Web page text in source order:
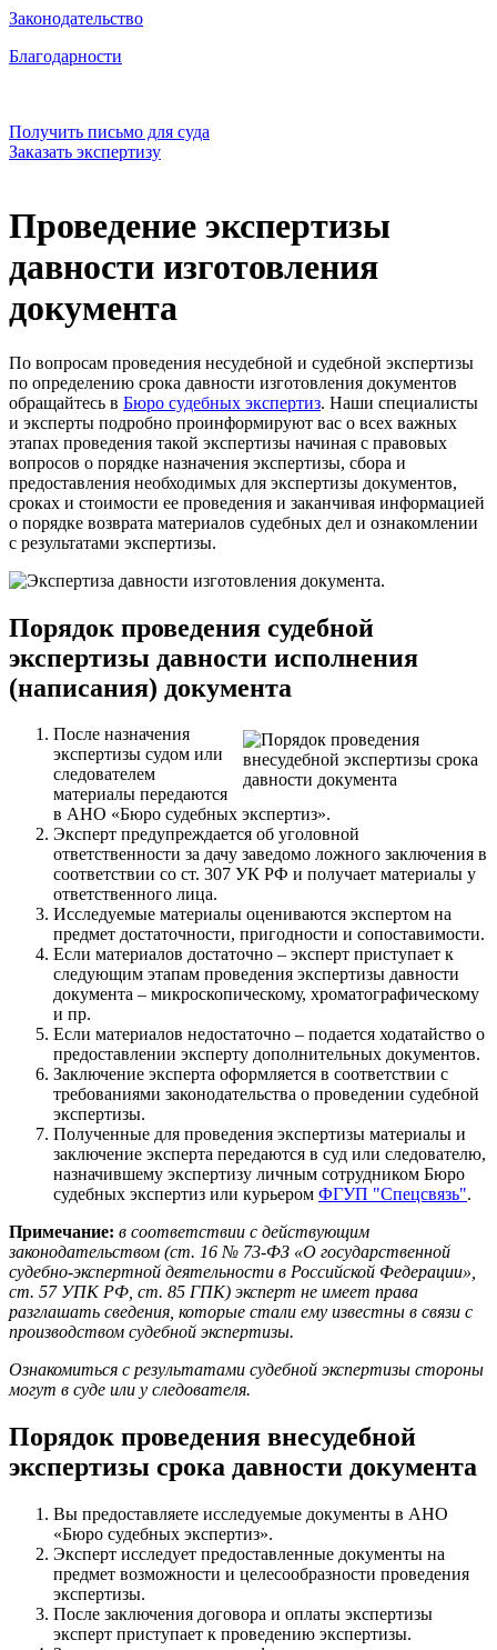
Законодательство
Благодарности
Получить письмо для суда
Заказать экспертизу
Проведение экспертизы
давности изготовления
документа
По вопросам проведения несудебной и судебной экспертизы
по определению срока давности изготовления документов
обращайтесь в Бюро судебных экспертиз. Наши специалисты
и эксперты подробно проинформируют вас о всех важных
этапах проведения такой экспертизы начиная с правовых
вопросов о порядке назначения экспертизы, сбора и
предоставления необходимых для экспертизы документов,
сроках и стоимости ее проведения и заканчивая информацией
о порядке возврата материалов судебных дел и ознакомлении
с результатами экспертизы.
Порядок проведения судебной
экспертизы давности исполнения
(написания) документа
После назначения
экспертизы судом или
следователем
материалы передаются
в АНО «Бюро судебных экспертиз».
Эксперт предупреждается об уголовной
ответственности за дачу заведомо ложного заключения в
соответствии со ст. 307 УК РФ и получает материалы у
ответственного лица.
Исследуемые материалы оцениваются экспертом на
предмет достаточности, пригодности и сопоставимости.
Если материалов достаточно – эксперт приступает к
следующим этапам проведения экспертизы давности
документа – микроскопическому, хроматографическому
и пр.
Если материалов недостаточно – подается ходатайство о
предоставлении эксперту дополнительных документов.
Заключение эксперта оформляется в соответствии с
требованиями законодательства о проведении судебной
экспертизы.
Полученные для проведения экспертизы материалы и
заключение эксперта передаются в суд или следователю,
назначившему экспертизу личным сотрудником Бюро
судебных экспертиз или курьером ФГУП "Спецсвязь".
Примечание: в соответствии с действующим
законодательством (ст. 16 № 73-ФЗ «О государственной
судебно-экспертной деятельности в Российской Федерации»,
ст. 57 УПК РФ, ст. 85 ГПК) эксперт не имеет права
разглашать сведения, которые стали ему известны в связи с
производством судебной экспертизы.
Ознакомиться с результатами судебной экспертизы стороны
могут в суде или у следователя.
Порядок проведения внесудебной
экспертизы срока давности документа
Вы предоставляете исследуемые документы в АНО
«Бюро судебных экспертиз».
Эксперт исследует предоставленные документы на
предмет возможности и целесообразности проведения
экспертизы.
После заключения договора и оплаты экспертизы
эксперт приступает к проведению экспертизы.